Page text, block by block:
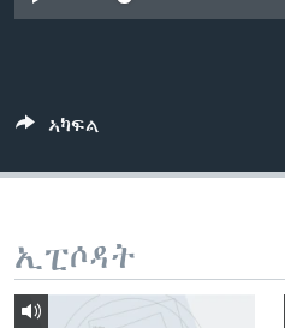
ቂሔ ጽልሚ
ኣካፍል
ኢፒሶዳት